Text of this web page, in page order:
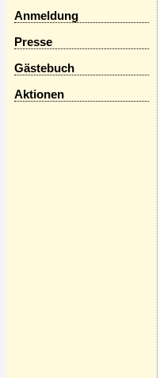
Anmeldung
Presse
Gästebuch
Aktionen